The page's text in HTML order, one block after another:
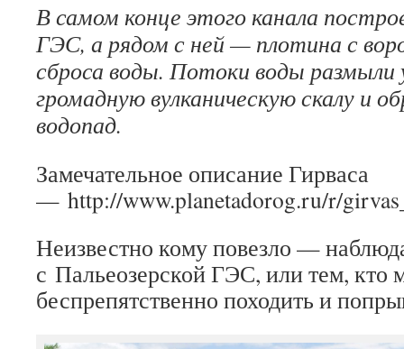
В самом конце этого канала
ГЭС, а рядом с ней — плотина с
сброса воды. Потоки воды
громадную вулканическую скалу и
водопад.
Замечательное описание Гирваса
— http://www.planetadorog.ru/r/
Неизвестно кому повезло —
с Пальеозерской ГЭС, или тем, кто
беспрепятственно походить и